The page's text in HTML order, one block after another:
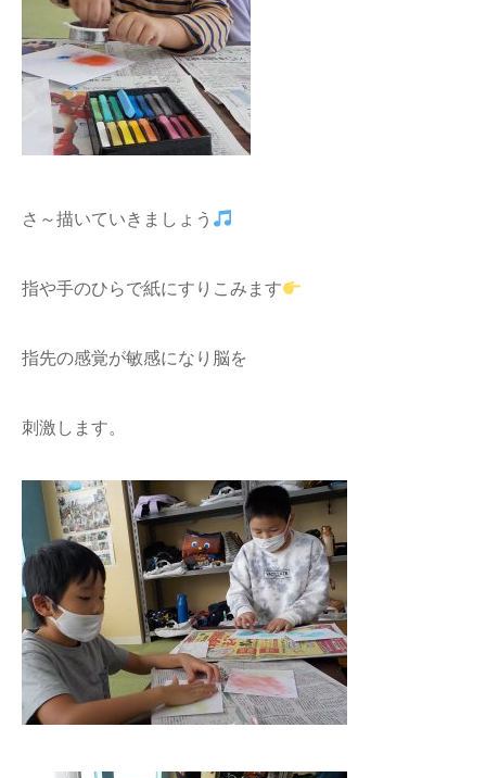
さ～描いていきましょう
指や手のひらで紙にすりこみます
指先の感覚が敏感になり脳を
刺激します。